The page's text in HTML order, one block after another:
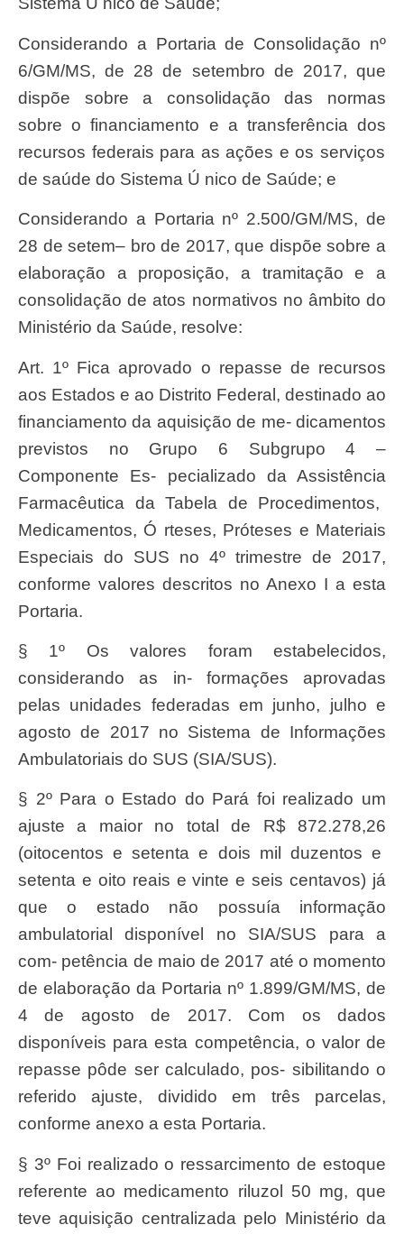
Considerando a Portaria de Consolidação nº
6/GM/MS, de 28 de setembro de 2017, que
dispõe sobre a consolidação das normas
sobre o financiamento e a transferência dos
recursos federais para as ações e os serviços
de saúde do Sistema Ú nico de Saúde; e
Considerando a Portaria nº 2.500/GM/MS, de
28 desetem– bro de 2017, que dispõe sobre a
elaboração a proposição, a tramitação e a
consolidação de atos normativos no âmbito do
Ministério da Saúde, resolve:
Art. 1º Fica aprovado o repasse de recursos
aos Estados e ao Distrito Federal, destinado ao
financiamento da aquisição de me- dicamentos
previstos no Grupo 6 Subgrupo 4 –
Componente Es- pecializado da Assistência
Farmacêutica da Tabela de Procedimentos,
Medicamentos, Ó rteses, Próteses e Materiais
Especiais do SUS no 4º trimestre de 2017,
conforme valores descritos no Anexo I a esta
Portaria.
§ 1º Os valores foram estabelecidos,
considerando as in- formações aprovadas
pelas unidades federadas em junho, julho e
agosto de 2017 no Sistema de Informações
Ambulatoriais do SUS (SIA/SUS).
§ 2º Para o Estado do Pará foi realizado um
ajuste a maior no total de R$ 872.278,26
(oitocentos e setenta e dois mil duzentos e
setenta e oito reais e vinte eseis centavos) já
que o estado não possuía informação
ambulatorial disponível no SIA/SUS para a
com- petência de maio de 2017 até o momento
de elaboração da Portaria nº 1.899/GM/MS, de
4 de agosto de 2017. Com os dados
disponíveis para esta competência, o valor de
repasse pôde ser calculado, pos- sibilitando o
referido ajuste, dividido em três parcelas,
conforme anexo a esta Portaria.
§ 3º Foi realizado o ressarcimento de estoque
referente ao medicamento riluzol 50 mg, que
teve aquisição centralizada pelo Ministério da